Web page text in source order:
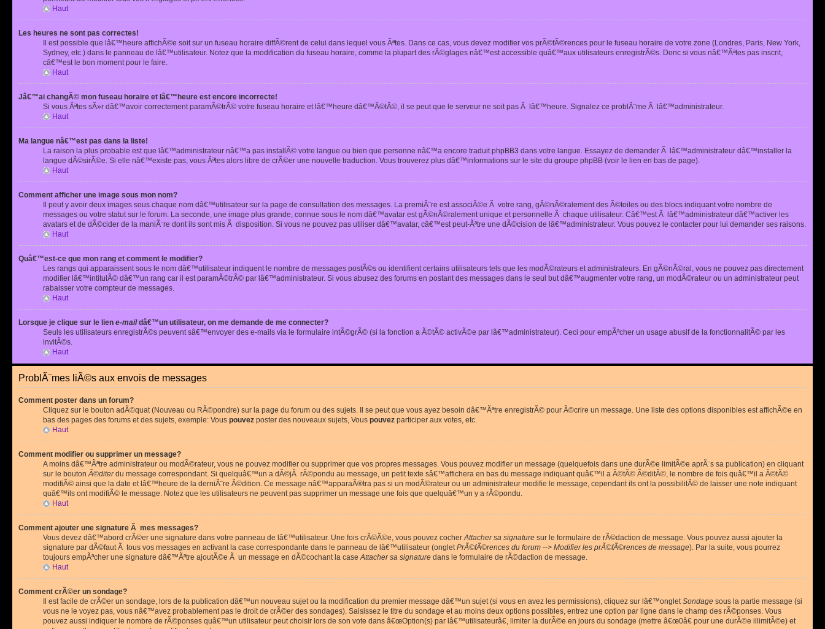
Haut
Les heures ne sont pas correctes!
Il est possible que lâ€™heure affichÃ©e soit sur un fuseau horaire diffÃ©rent de celui dans lequel vous Ãªtes. Dans ce cas, vous devez modifier vos prÃ©fÃ©rences pour le fuseau horaire de votre zone (Londres, Paris, New York,
Sydney, etc.) dans le panneau de lâ€™utilisateur. Notez que la modification du fuseau horaire, comme la plupart des rÃ©glages nâ€™est accessible quâ€™aux utilisateurs enregistrÃ©s. Donc si vous nâ€™Ãªtes pas inscrit,
câ€™est le bon moment pour le faire.
Haut
Jâ€™ai changÃ© mon fuseau horaire et lâ€™heure est encore incorrecte!
Si vous Ãªtes sÃ»r dâ€™avoir correctement paramÃ©trÃ© votre fuseau horaire et lâ€™heure dâ€™Ã©tÃ©, il se peut que le serveur ne soit pas Ã lâ€™heure. Signalez ce problÃ¨me Ã lâ€™administrateur.
Haut
Ma langue nâ€™est pas dans la liste!
La raison la plus probable est que lâ€™administrateur nâ€™a pas installÃ© votre langue ou bien que personne nâ€™a encore traduit phpBB3 dans votre langue. Essayez de demander Ã lâ€™administrateur dâ€™installer la
langue dÃ©sirÃ©e. Si elle nâ€™existe pas, vous Ãªtes alors libre de crÃ©er une nouvelle traduction. Vous trouverez plus dâ€™informations sur le site du groupe phpBB (voir le lien en bas de page).
Haut
Comment afficher une image sous mon nom?
Il peut y avoir deux images sous chaque nom dâ€™utilisateur sur la page de consultation des messages. La premiÃ¨re est associÃ©e Ã votre rang, gÃ©nÃ©ralement des Ã©toiles ou des blocs indiquant votre nombre de
messages ou votre statut sur le forum. La seconde, une image plus grande, connue sous le nom dâ€™avatar est gÃ©nÃ©ralement unique et personnelle Ã chaque utilisateur. Câ€™est Ã lâ€™administrateur dâ€™activer les
avatars et de dÃ©cider de la maniÃ¨re dont ils sont mis Ã disposition. Si vous ne pouvez pas utiliser dâ€™avatar, câ€™est peut-Ãªtre une dÃ©cision de lâ€™administrateur. Vous pouvez le contacter pour lui demander ses raisons.
Haut
Quâ€™est-ce que mon rang et comment le modifier?
Les rangs qui apparaissent sous le nom dâ€™utilisateur indiquent le nombre de messages postÃ©s ou identifient certains utilisateurs tels que les modÃ©rateurs et administrateurs. En gÃ©nÃ©ral, vous ne pouvez pas directement
modifier lâ€™intitulÃ© dâ€™un rang car il est paramÃ©trÃ© par lâ€™administrateur. Si vous abusez des forums en postant des messages dans le seul but dâ€™augmenter votre rang, un modÃ©rateur ou un administrateur peut
rabaisser votre compteur de messages.
Haut
Lorsque je clique sur le lien e-maildâ€™un utilisateur, on me demande de me connecter?
Seuls les utilisateurs enregistrÃ©s peuvent sâ€™envoyer des e-mails via le formulaire intÃ©grÃ© (si la fonction a Ã©tÃ© activÃ©e par lâ€™administrateur). Ceci pour empÃªcher un usage abusif de la fonctionnalitÃ© par les
invitÃ©s.
Haut
ProblÃ¨mes liÃ©s aux envois de messages
Comment poster dans un forum?
Cliquez sur le bouton adÃ©quat (Nouveau ou RÃ©pondre) sur la page du forum ou des sujets. Il se peut que vous ayez besoin dâ€™Ãªtre enregistrÃ© pour Ã©crire un message. Une liste des options disponibles est affichÃ©e en
bas des pages des forums et des sujets, exemple: Vous pouvez poster des nouveaux sujets, Vous pouvez participer aux votes, etc.
Haut
Comment modifier ou supprimer un message?
A moins dâ€™Ãªtre administrateur ou modÃ©rateur, vous ne pouvez modifier ou supprimer que vos propres messages. Vous pouvez modifier un message (quelquefois dans une durÃ©e limitÃ©e aprÃ¨s sa publication) en cliquant
sur le boutonÃ©diterdu message correspondant. Si quelquâ€™un a dÃ©jÃ rÃ©pondu au message, un petit texte sâ€™affichera en bas du message indiquant quâ€™il a Ã©tÃ© Ã©ditÃ©, le nombre de fois quâ€™il a Ã©tÃ©
modifiÃ© ainsi que la date et lâ€™heure de la derniÃ¨re Ã©dition. Ce message nâ€™apparaÃ®tra pas si un modÃ©rateur ou un administrateur modifie le message, cependant ils ont la possibilitÃ© de laisser une note indiquant
quâ€™ils ont modifiÃ© le message. Notez que les utilisateurs ne peuvent pas supprimer un message une fois que quelquâ€™un y a rÃ©pondu.
Haut
Comment ajouter une signature Ã mes messages?
Vous devez dâ€™abord crÃ©er une signature dans votre panneau de lâ€™utilisateur. Une fois crÃ©Ã©e, vous pouvez cocherAttacher sa signature sur le formulaire de rÃ©daction de message. Vous pouvez aussi ajouter la
signature par dÃ©faut Ã tous vos messages en activant la case correspondante dans le panneau de lâ€™utilisateur (ongletPrÃ©fÃ©rences du forum --> Modifier les prÃ©fÃ©rences de message). Par la suite, vous pourrez
toujours empÃªcher une signature dâ€™Ãªtre ajoutÃ©e Ã un message en dÃ©cochant la caseAttacher sa signature dans le formulaire de rÃ©daction de message.
Haut
Comment crÃ©er un sondage?
Il est facile de crÃ©er un sondage, lors de la publication dâ€™un nouveau sujet ou la modification du premier message dâ€™un sujet (si vous en avez les permissions), cliquez sur lâ€™ongletSondage sous la partie message (si
vous ne le voyez pas, vous nâ€™avez probablement pas le droit de crÃ©er des sondages). Saisissez le titre du sondage et au moins deux options possibles, entrez une option par ligne dans le champ des rÃ©ponses. Vous
pouvez aussi indiquer le nombre de rÃ©ponses quâ€™un utilisateur peut choisir lors de son vote dans â€œOption(s) par lâ€™utilisateurâ€, limiter la durÃ©e en jours du sondage (mettre â€œ0â€ pour une durÃ©e illimitÃ©e) et